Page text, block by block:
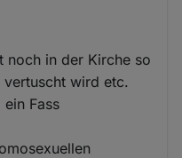
noch in der Kirche so
wird etc.
Fass